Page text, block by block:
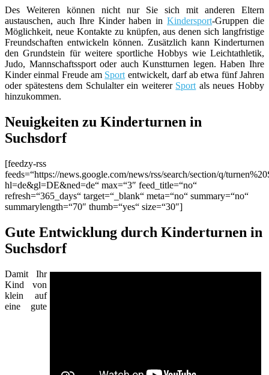
Des Weiteren können nicht nur Sie sich mit anderen Eltern
austauschen, auch Ihre Kinder haben inKindersport-Gruppen die
Möglichkeit, neue Kontakte zu knüpfen, aus denen sich langfristige
Freundschaften entwickeln können. Zusätzlich kann Kinderturnen
den Grundstein für weitere sportliche Hobbys wie Leichtathletik,
Judo, Mannschaftssport oder auch Kunstturnen legen. Haben Ihre
Kinder einmal Freude am Sport entwickelt, darf ab etwa fünf Jahren
oder spätestens dem Schulalter ein weiterer Sport als neues Hobby
hinzukommen.
Neuigkeiten zu Kinderturnen in
Suchsdorf
[feedzy-rss
feeds=“https://news.google.com/news/rss/search/section/q/
hl=de&gl=DE&ned=de“ max=“3″ feed_title=“no“
refresh=“365_days“ target=“_blank“ meta=“no“ summary=“no“
summarylength=“70″ thumb=“yes“ size=“30″]
Gute Entwicklung durch Kinderturnen in
Suchsdorf
Damit Ihr
Kind von
klein auf
eine gute